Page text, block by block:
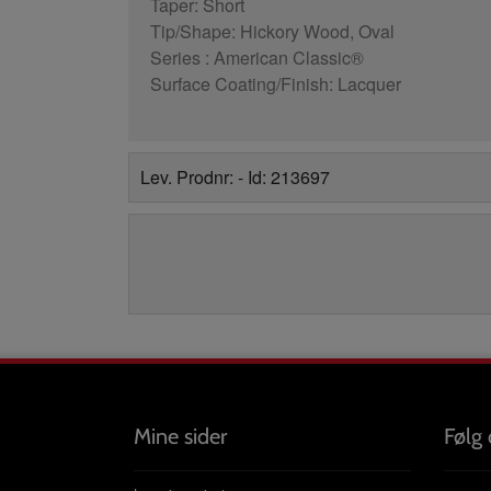
Tip/Shape: Hickory Wood, Oval
Series : American Classic®
Surface Coating/Finish: Lacquer
Lev. Prodnr: - Id: 213697
Mine sider Følg